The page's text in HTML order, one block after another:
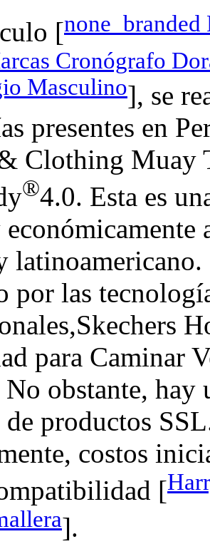
[none_branded
Cronógrafo
Masculino], se
presentes en
Clothing Muay
®4.0. Esta es
latinoamericano.
por las
para Caminar
obstante, hay
productos
costos
[
].